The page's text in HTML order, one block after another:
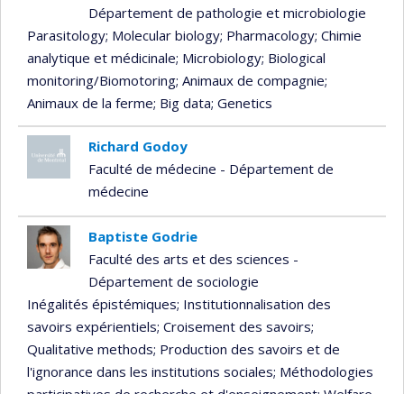
Département de pathologie et microbiologie
Parasitology; Molecular biology; Pharmacology; Chimie
analytique et médicinale; Microbiology; Biological
monitoring/Biomotoring; Animaux de compagnie;
Animaux de la ferme; Big data; Genetics
Richard Godoy
Faculté de médecine - Département de
médecine
Baptiste Godrie
Faculté des arts et des sciences -
Département de sociologie
Inégalités épistémiques; Institutionnalisation des
savoirs expérientiels; Croisement des savoirs;
Qualitative methods; Production des savoirs et de
l'ignorance dans les institutions sociales; Méthodologies